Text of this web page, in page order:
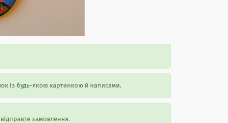
із будь-якою картинкою й написами.
замовлення.